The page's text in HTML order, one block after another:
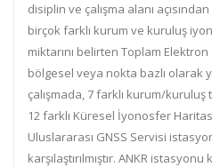
disiplin ve çalışma alanı
birçok farklı kurum ve kuruluş
miktarını belirten Toplam
bölgesel veya nokta bazlı olarak
çalışmada, 7 farklı kurum/
12 farklı Küresel İyonosfer
Uluslararası GNSS Servisi
karşılaştırılmıştır. ANKR